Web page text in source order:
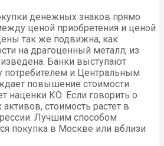
денежных знаков прямо
ценой приобретения и ценой
так же подвижна, как
на драгоценный металл, из
Банки выступают
и Центральным
повышение стоимости
наценки КО. Если говорить о
стоимость растет в
Лучшим способом
покупка в Москве или вблизи